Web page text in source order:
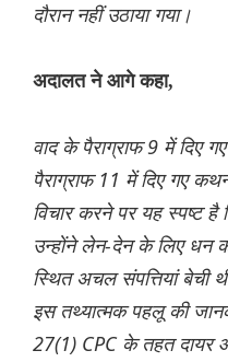
दौरान नहीं उठाया गया।
अदालत ने आगे कहा,
वाद के पैराग्राफ 9 में दिए
पैराग्राफ 11 में दिए गए
विचार करने पर यह स्पष्ट है
उन्होंने लेन-देन के लिए धन
स्थित अचल संपत्तियां बेची
इस तथ्यात्मक पहलू की
27(1) CPC के तहत दायर